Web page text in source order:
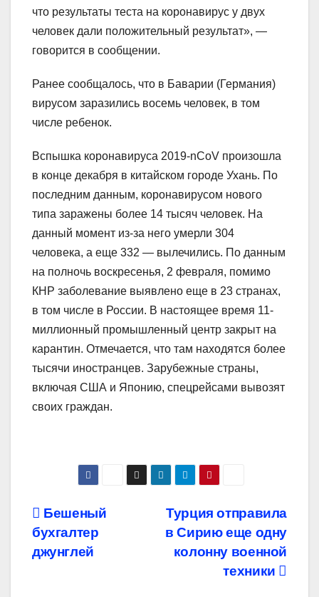
что результаты теста на коронавирус у двух
человек дали положительный результат», —
говорится в сообщении.
Ранее сообщалось, что в Баварии (Германия)
вирусом заразились восемь человек, в том
числе ребенок.
Вспышка коронавируса 2019-nCoV произошла
в конце декабря в китайском городе Ухань. По
последним данным, коронавирусом нового
типа заражены более 14 тысяч человек. На
данный момент из-за него умерли 304
человека, а еще 332 — вылечились. По данным
на полночь воскресенья, 2 февраля, помимо
КНР заболевание выявлено еще в 23 странах,
в том числе в России. В настоящее время 11-
миллионный промышленный центр закрыт на
карантин. Отмечается, что там находятся более
тысячи иностранцев. Зарубежные страны,
включая США и Японию, спецрейсами вывозят
своих граждан.
Навигация
по
Турция отправила
в Сирию еще одну
колонну военной
техники
Бешеный
бухгалтер
джунглей